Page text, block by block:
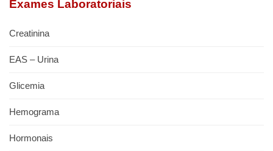
Exames Laboratoriais
Creatinina
EAS – Urina
Glicemia
Hemograma
Hormonais